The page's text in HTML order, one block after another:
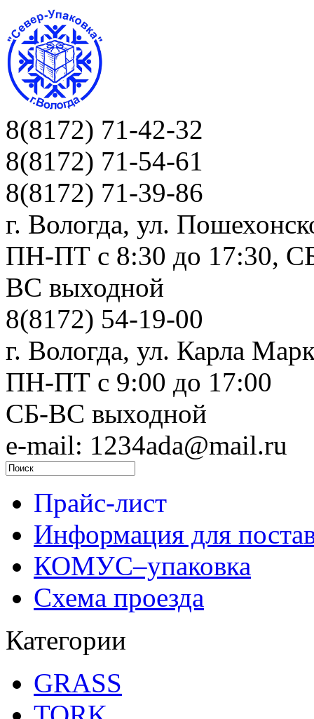
8(8172) 71-42-32
8(8172) 71-54-61
8(8172) 71-39-86
г. Вологда, ул.
ПН-ПТ c 8:30 до 17:30,
ВС выходной
8(8172) 54-19-00
г. Вологда, ул. Карла
ПН-ПТ c 9:00 до 17:00
СБ-ВС выходной
e-mail: 1234ada@mail.ru
Прайс-лист
Информация для
КОМУС–упаковка
Схема проезда
Категории
GRASS